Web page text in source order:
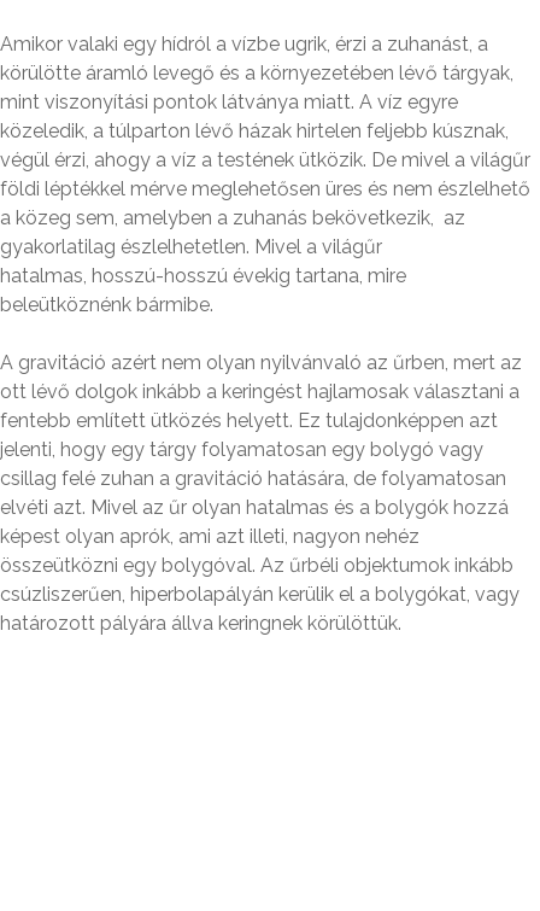
Amikor valaki egy hídról a vízbe ugrik, érzi a zuhanást, a
körülötte áramló levegő és a környezetében lévő tárgyak,
mint viszonyítási pontok látványa miatt. A víz egyre
közeledik, a túlparton lévő házak hirtelen feljebb kúsznak,
végül érzi, ahogy a víz a testének ütközik. De mivel a világűr
földi léptékkel mérve meglehetősen üres és nem észlelhető
a közeg sem, amelyben a zuhanás bekövetkezik, az
gyakorlatilag észlelhetetlen. Mivel a világűr
hatalmas, hosszú-hosszú évekig tartana, mire
beleütköznénk bármibe.
A gravitáció azért nem olyan nyilvánvaló az űrben, mert az
ott lévő dolgok inkább a keringést hajlamosak választani a
fentebb említett ütközés helyett. Ez tulajdonképpen azt
jelenti, hogy egy tárgy folyamatosan egy bolygó vagy
csillag felé zuhan a gravitáció hatására, de folyamatosan
elvéti azt. Mivel az űr olyan hatalmas és a bolygók hozzá
képest olyan aprók, ami azt illeti, nagyon nehéz
összeütközni egy bolygóval. Az űrbéli objektumok inkább
csúzliszerűen, hiperbolapályán kerülik el a bolygókat, vagy
határozott pályára állva keringnek körülöttük.